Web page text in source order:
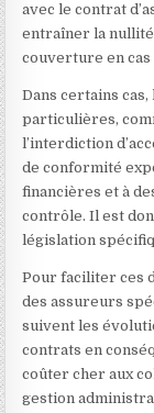
avec le contrat
entraîner la
couverture en
Dans certains
particulières,
l’interdiction
de conformité
financières et à
contrôle. Il est
législation
Pour faciliter ces
des assureurs
suivent les
contrats en
coûter cher aux
gestion